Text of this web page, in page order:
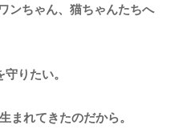
ンちゃん、猫ちゃんたちへ
りたい。
まれてきたのだから。